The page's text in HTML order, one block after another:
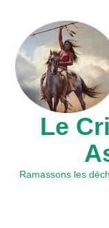
Le
Ramassons les